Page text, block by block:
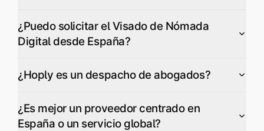
¿Puedo solicitar el Visado de Nómada
Digital desde España?
¿Hoply es un despacho de abogados?
¿Es mejor un proveedor centrado en
España o un servicio global?